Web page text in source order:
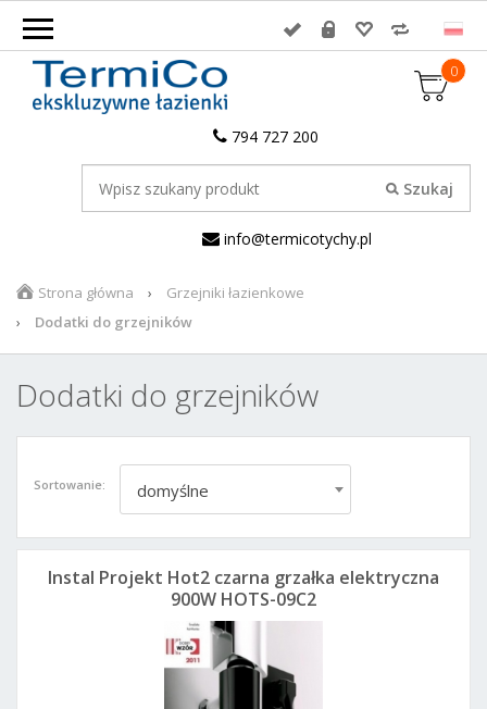
0
794 727 200
info@termicotychy.pl
Strona główna
Grzejniki łazienkowe
Dodatki do grzejników
Dodatki do grzejników
Sortowanie: domyślne
Instal Projekt Hot2 czarna grzałka elektryczna
900W HOTS-09C2